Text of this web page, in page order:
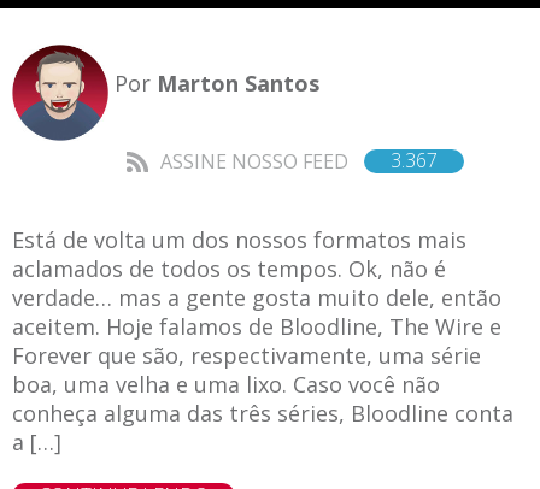
Por Marton Santos
ASSINE NOSSO FEED 3.367
Está de volta um dos nossos formatos mais
aclamados de todos os tempos. Ok, não é
verdade… mas a gente gosta muito dele, então
aceitem. Hoje falamos de Bloodline, The Wire e
Forever que são, respectivamente, uma série
boa, uma velha e uma lixo. Caso você não
conheça alguma das três séries, Bloodline conta
a […]